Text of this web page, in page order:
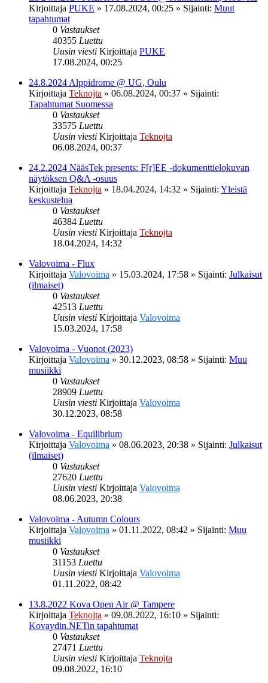
Kirjoittaja PUKE » 17.08.2024, 00:25 » Sijainti: Muut
tapahtumat
0 Vastaukset
40355 Luettu
Uusin viesti Kirjoittaja PUKE
17.08.2024, 00:25
24.8.2024 Alppidrome @ UG, Oulu
Kirjoittaja Teknojta » 06.08.2024, 00:37 » Sijainti:
Tapahtumat Suomessa
0 Vastaukset
33575 Luettu
Uusin viesti Kirjoittaja Teknojta
06.08.2024, 00:37
24.2.2024 NääsTek presents: F[r]EE -dokumenttielokuvan
näytöksen Q&A -osuus
Kirjoittaja Teknojta » 18.04.2024, 14:32 » Sijainti: Yleistä
keskustelua
0 Vastaukset
46384 Luettu
Uusin viesti Kirjoittaja Teknojta
18.04.2024, 14:32
Valovoima - Flux
Kirjoittaja Valovoima » 15.03.2024, 17:58 » Sijainti: Julkaisut
(ilmaiset)
0 Vastaukset
42513 Luettu
Uusin viesti Kirjoittaja Valovoima
15.03.2024, 17:58
Valovoima - Vuonot (2023)
Kirjoittaja Valovoima » 30.12.2023, 08:58 » Sijainti: Muu
musiikki
0 Vastaukset
28909 Luettu
Uusin viesti Kirjoittaja Valovoima
30.12.2023, 08:58
Valovoima - Equilibrium
Kirjoittaja Valovoima » 08.06.2023, 20:38 » Sijainti: Julkaisut
(ilmaiset)
0 Vastaukset
27620 Luettu
Uusin viesti Kirjoittaja Valovoima
08.06.2023, 20:38
Valovoima - Autumn Colours
Kirjoittaja Valovoima » 01.11.2022, 08:42 » Sijainti: Muu
musiikki
0 Vastaukset
31153 Luettu
Uusin viesti Kirjoittaja Valovoima
01.11.2022, 08:42
13.8.2022 Kova Open Air @ Tampere
Kirjoittaja Teknojta » 09.08.2022, 16:10 » Sijainti:
Kovaydin.NETin tapahtumat
0 Vastaukset
27471 Luettu
Uusin viesti Kirjoittaja Teknojta
09.08.2022, 16:10